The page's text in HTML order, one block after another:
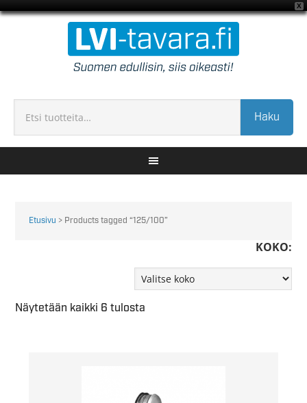
X
Haku
Etusivu > Products tagged “125/100”
KOKO:
Näytetään kaikki 6 tulosta